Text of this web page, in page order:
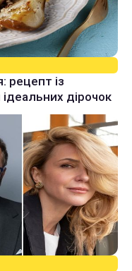
рецепт із
дірочок